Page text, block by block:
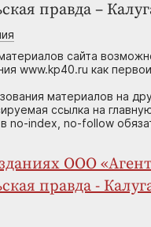
правда –
сайта
www.kp40.ru как
материалов на
ссылка на
no-index, no-follow
ООО
правда -